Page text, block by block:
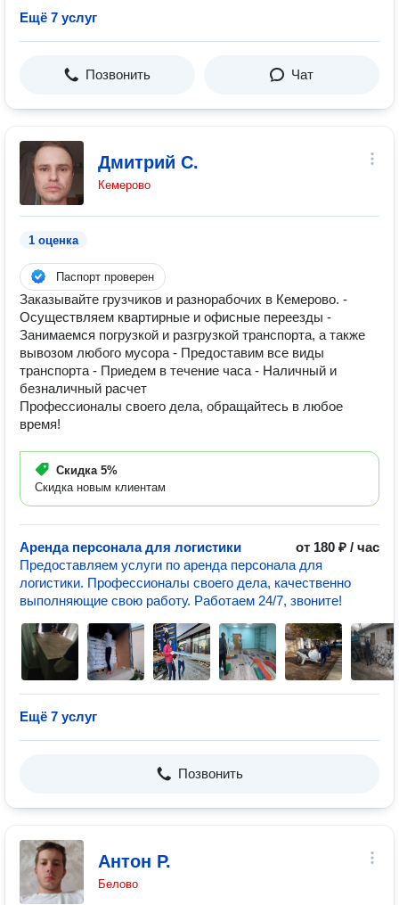
Ещё 7 услуг
Позвонить Чат
Дмитрий С.
Кемерово
1 оценка
Паспорт проверен
Заказывайте грузчиков и разнорабочих в Кемерово. -
Осуществляем квартирные и офисные переезды -
Занимаемся погрузкой и разгрузкой транспорта, а также
вывозом любого мусора - Предоставим все виды
транспорта - Приедем в течение часа - Наличный и
безналичный расчет
Профессионалы своего дела, обращайтесь в любое
время!
Скидка 5%
Скидка новым клиентам
Аренда персонала для логистики
от 180 ₽ / час
Предоставляем услуги по аренда персонала для
логистики. Профессионалы своего дела, качественно
выполняющие свою работу. Работаем 24/7, звоните!
Ещё 7 услуг
Позвонить
Антон Р.
Белово